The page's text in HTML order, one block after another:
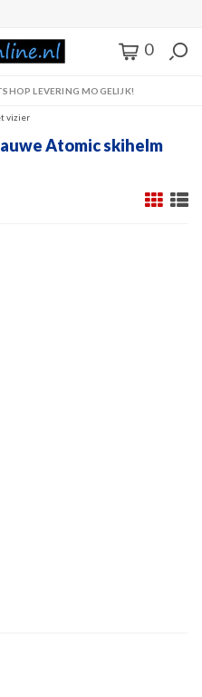
0
LEVERING MOGELIJK!
vizier
Atomic skihelm